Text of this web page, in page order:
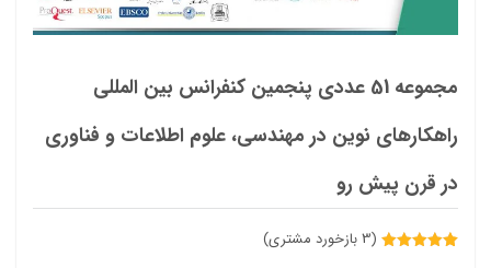
مجموعه 51 عددی پنجمین کنفرانس بین المللی
راهکارهای نوین در مهندسی، علوم اطلاعات و فناوری
در قرن پیش رو
(
3بازخورد مشتری)